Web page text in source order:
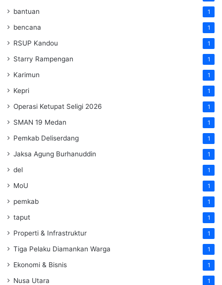
bantuan 1
bencana 1
RSUP Kandou 1
Starry Rampengan 1
Karimun 1
Kepri 1
Operasi Ketupat Seligi 2026 1
SMAN 19 Medan 1
Pemkab Deliserdang 1
Jaksa Agung Burhanuddin 1
del 1
MoU 1
pemkab 1
taput 1
Properti & Infrastruktur 1
Tiga Pelaku Diamankan Warga 1
Ekonomi & Bisnis 1
Nusa Utara 1